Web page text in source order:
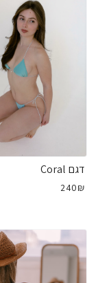
דגם Coral
240₪